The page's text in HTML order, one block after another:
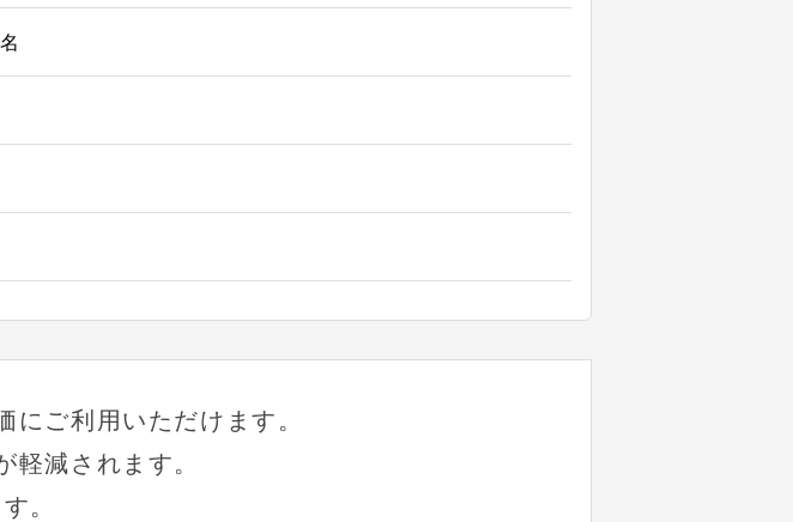
ご利用いただけます。
減されます。
。